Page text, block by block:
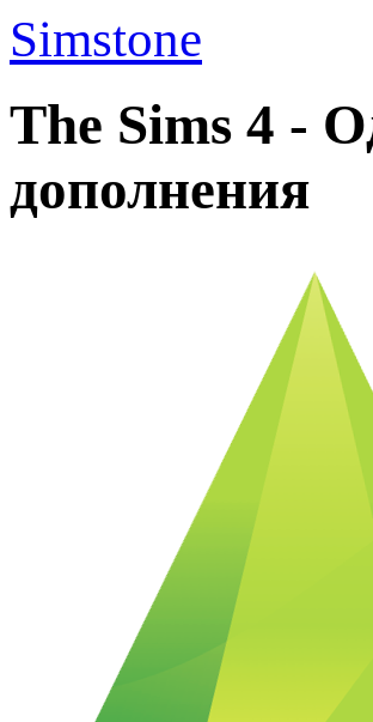
Simstone
The Sims 4 -
дополнения